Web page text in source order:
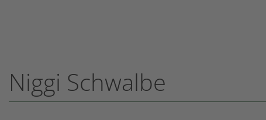
Niggi Schwalbe